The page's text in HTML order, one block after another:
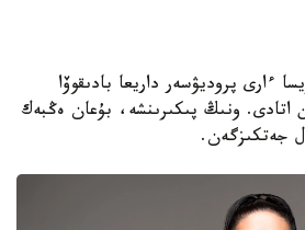
ءارى پروديۋسەر داريعا بادىقوۆا
اتادى. ونىڭ پىكىرىنشە، بۇعان ەڭبەك
جەتكىزگەن.